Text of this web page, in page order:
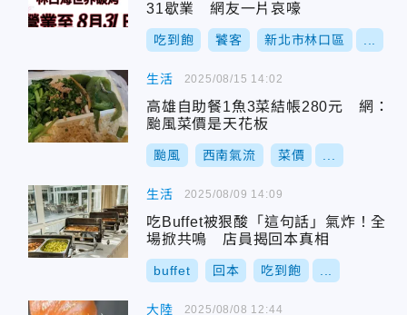
31歇業 網友一片哀嚎
吃到飽 饕客 新北市林口區
生活
高雄自助餐1魚3菜結帳280元 網：
颱風菜價是天花板
颱風 西南氣流 菜價
2025/08/15 14:02
生活
吃Buffet被狠酸「這句話」氣炸！全
場掀共鳴 店員揭回本真相
buffet 回本 吃到飽
2025/08/09 14:09
大陸 2025/08/08 12:44